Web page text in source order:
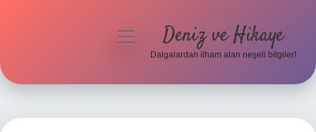
menüyü
Deniz ve Hikaye
Dalgalardan ilham alan neşeli bilgiler!